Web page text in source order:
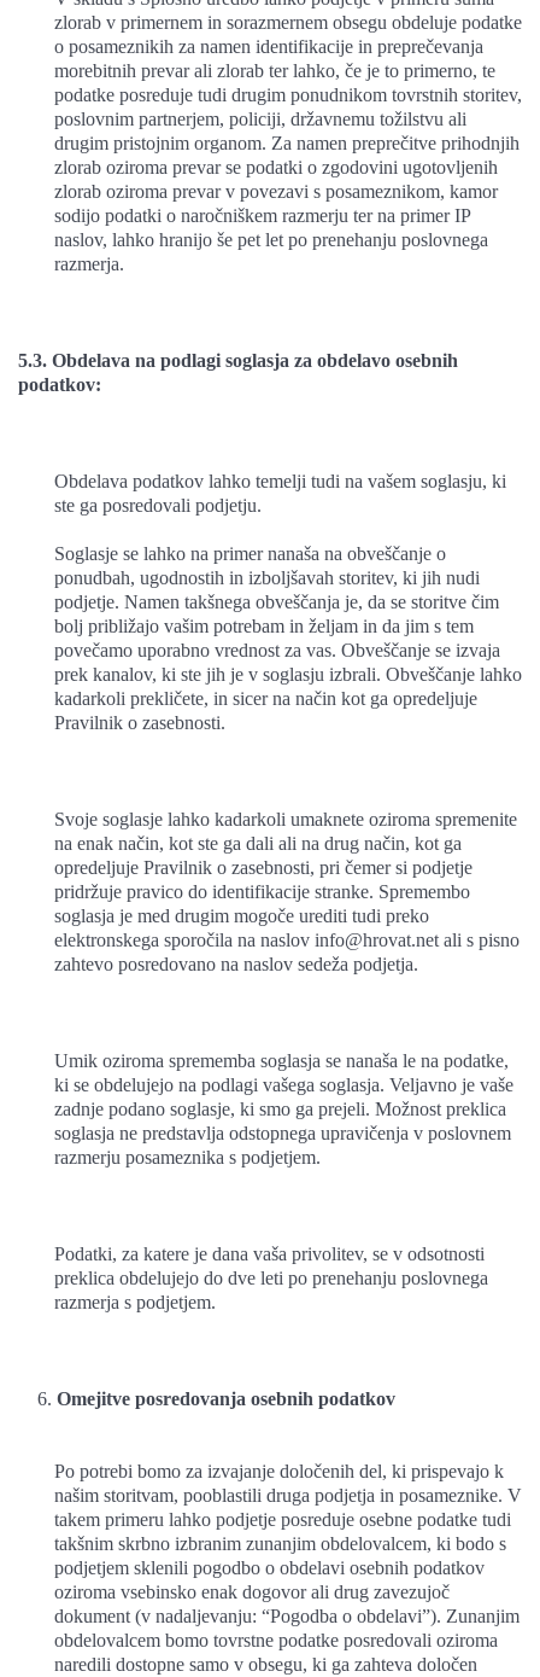
zlorab v primernem in sorazmernem obsegu obdeluje podatke
o posameznikih za namen identifikacije in preprečevanja
morebitnih prevar ali zlorab ter lahko, če je to primerno, te
podatke posreduje tudi drugim ponudnikom tovrstnih storitev,
poslovnim partnerjem, policiji, državnemu tožilstvu ali
drugim pristojnim organom. Za namen preprečitve prihodnjih
zlorab oziroma prevar se podatki o zgodovini ugotovljenih
zlorab oziroma prevar v povezavi s posameznikom, kamor
sodijo podatki o naročniškem razmerju ter na primer IP
naslov, lahko hranijo še pet let po prenehanju poslovnega
razmerja.
5.3. Obdelava na podlagi soglasja za obdelavo osebnih
podatkov:
Obdelava podatkov lahko temelji tudi na vašem soglasju, ki
ste ga posredovali podjetju.
Soglasje se lahko na primer nanaša na obveščanje o
ponudbah, ugodnostih in izboljšavah storitev, ki jih nudi
podjetje. Namen takšnega obveščanja je, da se storitve čim
bolj približajo vašim potrebam in željam in da jim s tem
povečamo uporabno vrednost za vas. Obveščanje se izvaja
prek kanalov, ki ste jih je v soglasju izbrali. Obveščanje lahko
kadarkoli prekličete, in sicer na način kot ga opredeljuje
Pravilnik o zasebnosti.
Svoje soglasje lahko kadarkoli umaknete oziroma spremenite
na enak način, kot ste ga dali ali na drug način, kot ga
opredeljuje Pravilnik o zasebnosti, pri čemer si podjetje
pridržuje pravico do identifikacije stranke. Spremembo
soglasja je med drugim mogoče urediti tudi preko
elektronskega sporočila na naslov info@hrovat.net ali s pisno
zahtevo posredovano na naslov sedeža podjetja.
Umik oziroma sprememba soglasja se nanaša le na podatke,
ki se obdelujejo na podlagi vašega soglasja. Veljavno je vaše
zadnje podano soglasje, ki smo ga prejeli. Možnost preklica
soglasja ne predstavlja odstopnega upravičenja v poslovnem
razmerju posameznika s podjetjem.
Podatki, za katere je dana vaša privolitev, se v odsotnosti
preklica obdelujejo do dve leti po prenehanju poslovnega
razmerja s podjetjem.
Omejitve posredovanja osebnih podatkov
Po potrebi bomo za izvajanje določenih del, ki prispevajo k
našim storitvam, pooblastili druga podjetja in posameznike. V
takem primeru lahko podjetje posreduje osebne podatke tudi
takšnim skrbno izbranim zunanjim obdelovalcem, ki bodo s
podjetjem sklenili pogodbo o obdelavi osebnih podatkov
oziroma vsebinsko enak dogovor ali drug zavezujoč
dokument (v nadaljevanju: “Pogodba o obdelavi”). Zunanjim
obdelovalcem bomo tovrstne podatke posredovali oziroma
naredili dostopne samo v obsegu, ki ga zahteva določen